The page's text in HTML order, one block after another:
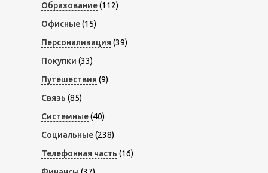
Образование(112)
Офисные(15)
Персонализация (39)
Покупки (33)
Путешествия (9)
Связь (85)
Системные(40)
Социальные(238)
Телефонная часть (16)